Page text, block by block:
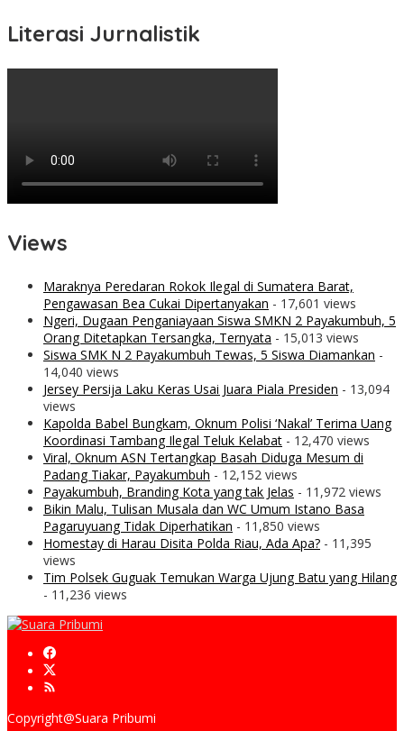
Literasi Jurnalistik
Views
Maraknya Peredaran Rokok Ilegal di Sumatera Barat,
Pengawasan Bea Cukai Dipertanyakan - 17,601 views
Ngeri, Dugaan Penganiayaan Siswa SMKN 2 Payakumbuh, 5
Orang Ditetapkan Tersangka, Ternyata - 15,013 views
Siswa SMK N 2 Payakumbuh Tewas, 5 Siswa Diamankan -
14,040 views
Jersey Persija Laku Keras Usai Juara Piala Presiden - 13,094
views
Kapolda Babel Bungkam, Oknum Polisi ‘Nakal’ Terima Uang
Koordinasi Tambang Ilegal Teluk Kelabat - 12,470 views
Viral, Oknum ASN Tertangkap Basah Diduga Mesum di
Padang Tiakar, Payakumbuh - 12,152 views
Payakumbuh, Branding Kota yang tak Jelas - 11,972 views
Bikin Malu, Tulisan Musala dan WC Umum Istano Basa
Pagaruyuang Tidak Diperhatikan - 11,850 views
Homestay di Harau Disita Polda Riau, Ada Apa? - 11,395
views
Tim Polsek Guguak Temukan Warga Ujung Batu yang Hilang
- 11,236 views
Copyright@Suara Pribumi